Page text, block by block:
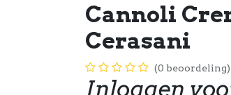
Cannoli
Cerasani
(0 beoordeling)
Inloggen